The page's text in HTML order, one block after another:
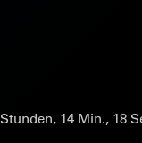
Stunden, 14 Min., 18